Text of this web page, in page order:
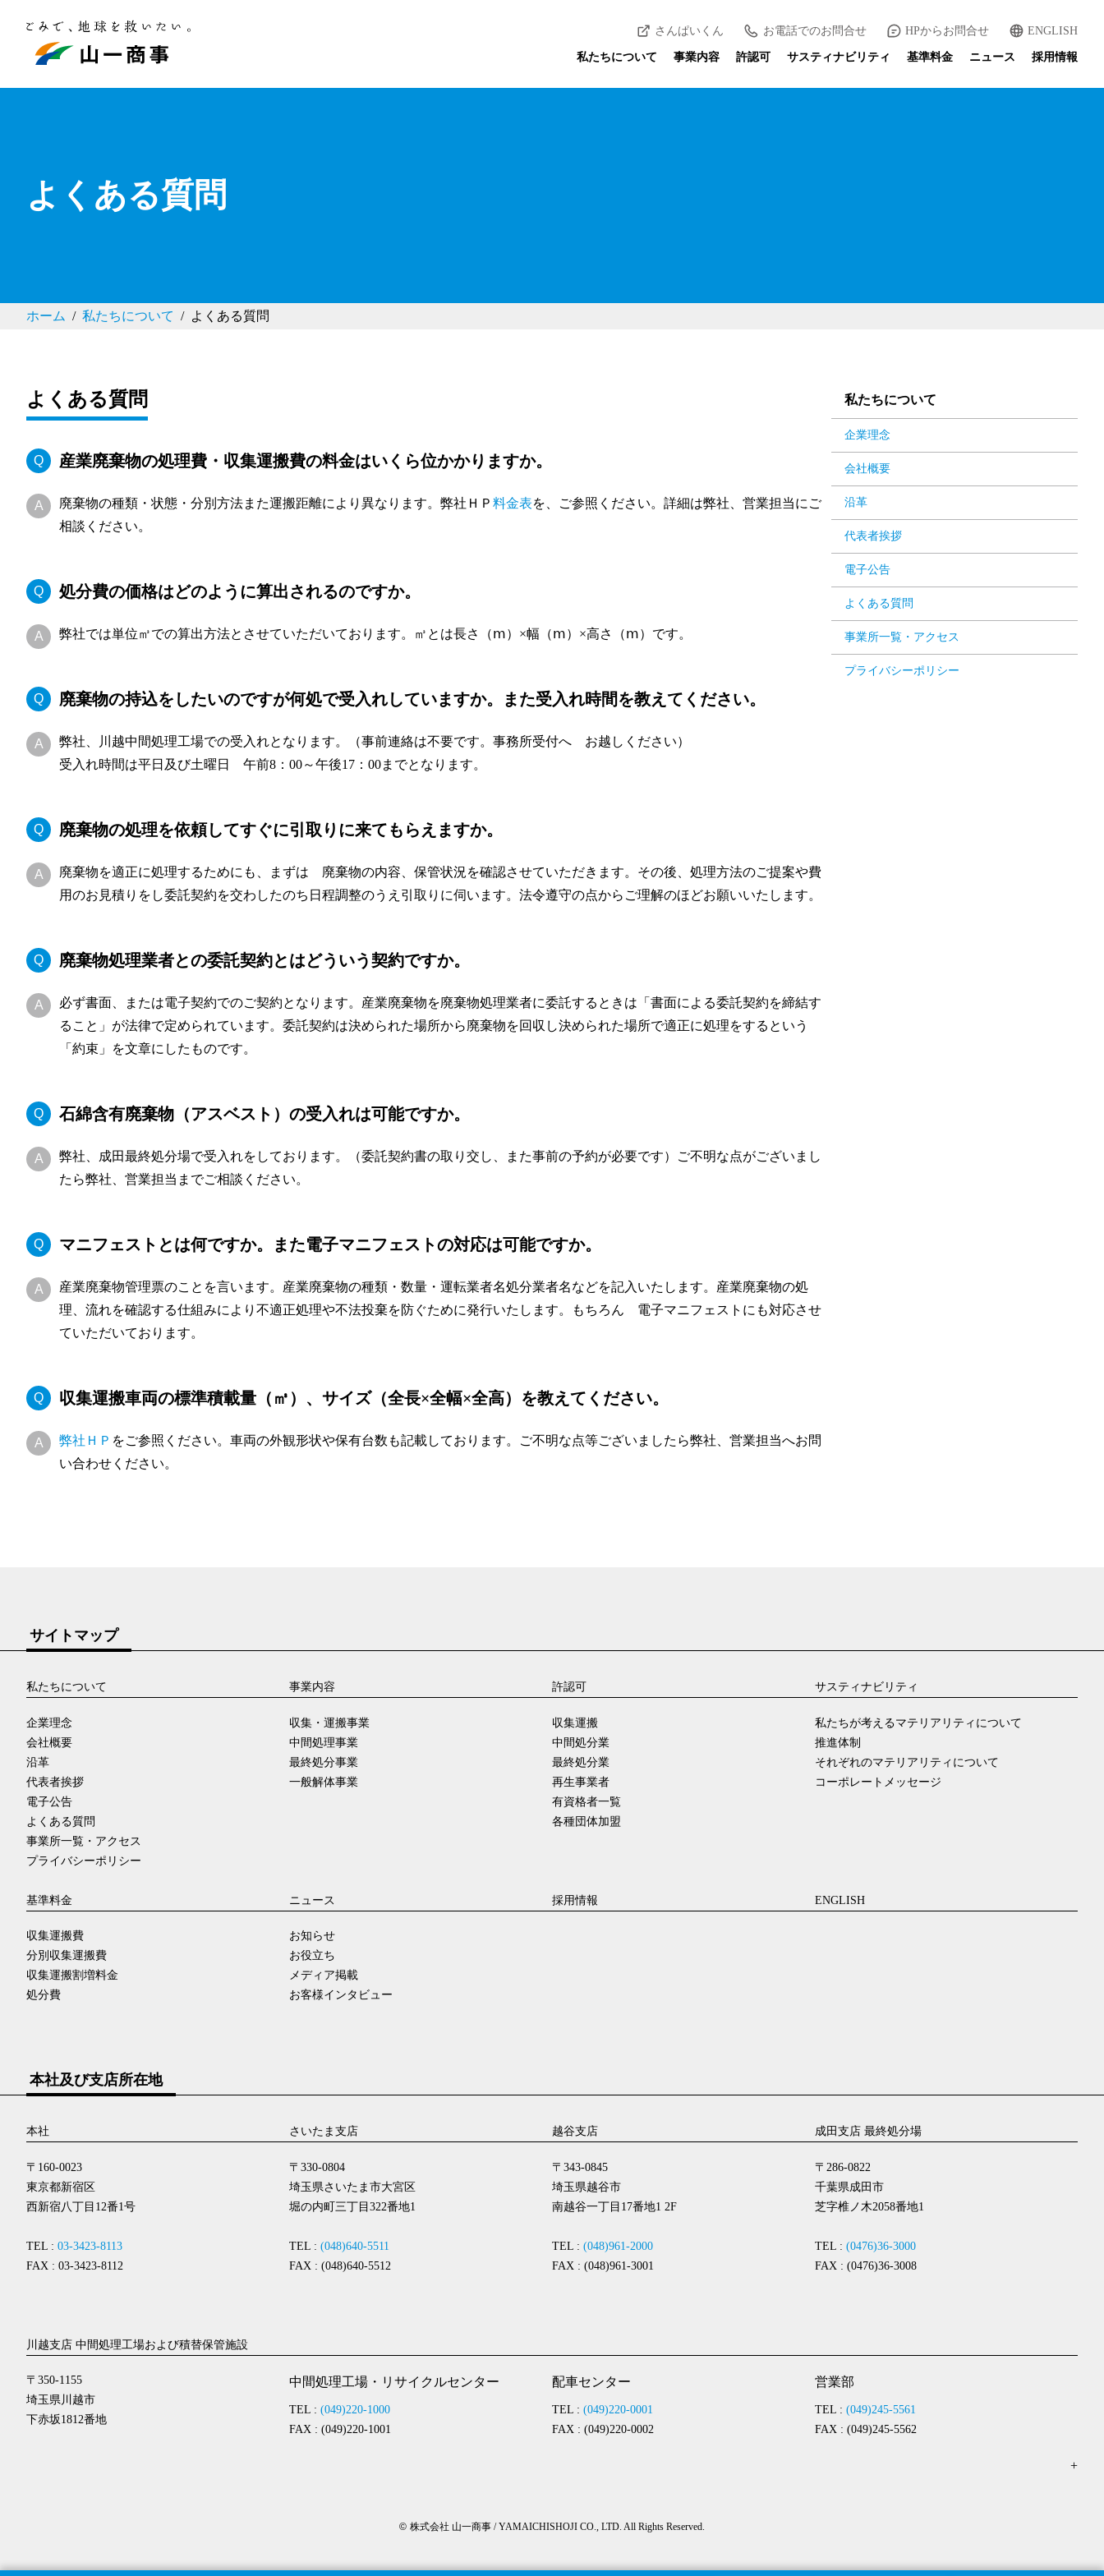
さんぱいくん お電話でのお問合せ HPからお問合せ ENGLISH
私たちについて 事業内容 許認可 サスティナビリティ 基準料金 ニュース 採用情報
よくある質問
ホーム 私たちについて よくある質問
よくある質問
産業廃棄物の処理費・収集運搬費の料金はいくら位かかりますか。
廃棄物の種類・状態・分別方法また運搬距離により異なります。弊社ＨＰ 料金表を、ご参照ください。詳細は弊社、営業担当にご
相談ください。
処分費の価格はどのように算出されるのですか。
弊社では単位㎥での算出方法とさせていただいております。㎥とは長さ（ⅿ）×幅（ⅿ）×高さ（ⅿ）です。
廃棄物の持込をしたいのですが何処で受入れしていますか。また受入れ時間を教えてください。
弊社、川越中間処理工場での受入れとなります。（事前連絡は不要です。事務所受付へ お越しください）
受入れ時間は平日及び土曜日 午前8：00～午後17：00までとなります。
廃棄物の処理を依頼してすぐに引取りに来てもらえますか。
廃棄物を適正に処理するためにも、まずは 廃棄物の内容、保管状況を確認させていただきます。その後、処理方法のご提案や費
用のお見積りをし委託契約を交わしたのち日程調整のうえ引取りに伺います。法令遵守の点からご理解のほどお願いいたします。
廃棄物処理業者との委託契約とはどういう契約ですか。
必ず書面、または電子契約でのご契約となります。産業廃棄物を廃棄物処理業者に委託するときは「書面による委託契約を締結す
ること」が法律で定められています。委託契約は決められた場所から廃棄物を回収し決められた場所で適正に処理をするという
「約束」を文章にしたものです。
石綿含有廃棄物（アスベスト）の受入れは可能ですか。
弊社、成田最終処分場で受入れをしております。（委託契約書の取り交し、また事前の予約が必要です）ご不明な点がございまし
たら弊社、営業担当までご相談ください。
マニフェストとは何ですか。また電子マニフェストの対応は可能ですか。
産業廃棄物管理票のことを言います。産業廃棄物の種類・数量・運転業者名処分業者名などを記入いたします。産業廃棄物の処
理、流れを確認する仕組みにより不適正処理や不法投棄を防ぐために発行いたします。もちろん 電子マニフェストにも対応させ
ていただいております。
収集運搬車両の標準積載量（㎥）、サイズ（全長×全幅×全高）を教えてください。
弊社ＨＰ をご参照ください。車両の外観形状や保有台数も記載しております。ご不明な点等ございましたら弊社、営業担当へお問
い合わせください。
私たちについて
企業理念
会社概要
沿革
代表者挨拶
電子公告
よくある質問
事業所一覧・アクセス
プライバシーポリシー
サイトマップ
私たちについて
企業理念
会社概要
沿革
代表者挨拶
電子公告
よくある質問
事業所一覧・アクセス
プライバシーポリシー
事業内容
収集・運搬事業
中間処理事業
最終処分事業
一般解体事業
許認可
収集運搬
中間処分業
最終処分業
再生事業者
有資格者一覧
各種団体加盟
サスティナビリティ
私たちが考えるマテリアリティについて
推進体制
それぞれのマテリアリティについて
コーポレートメッセージ
基準料金
収集運搬費
分別収集運搬費
収集運搬割増料金
処分費
ニュース
お知らせ
お役立ち
メディア掲載
お客様インタビュー
採用情報 ENGLISH
本社及び支店所在地
本社
〒160-0023
東京都新宿区
西新宿八丁目12番1号
TEL : 03-3423-8113
FAX : 03-3423-8112
さいたま支店
〒330-0804
埼玉県さいたま市大宮区
堀の内町三丁目322番地1
TEL : (048)640-5511
FAX : (048)640-5512
越谷支店
〒343-0845
埼玉県越谷市
南越谷一丁目17番地1 2F
TEL : (048)961-2000
FAX : (048)961-3001
成田支店 最終処分場
〒286-0822
千葉県成田市
芝字椎ノ木2058番地1
TEL : (0476)36-3000
FAX : (0476)36-3008
川越支店 中間処理工場および積替保管施設
〒350-1155
埼玉県川越市
下赤坂1812番地
中間処理工場・リサイクルセンター
TEL : (049)220-1000
FAX : (049)220-1001
配車センター
TEL : (049)220-0001
FAX : (049)220-0002
営業部
TEL : (049)245-5561
FAX : (049)245-5562
© 株式会社 山一商事 / YAMAICHISHOJI CO., LTD. All Rights Reserved.